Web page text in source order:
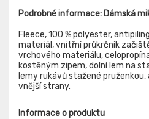
Podrobné informace: Dámská
Fleece, 100 % polyester,
materiál, vnitřní průkrčník
vrchového materiálu,
kostěným zipem, dolní lem na
lemy rukávů stažené
vnější strany.
Informace o produktu